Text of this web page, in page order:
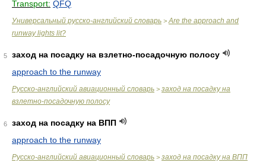
Transport: QFQ
Универсальный русско-английский словарь > Are the approach and
runway lights lit?
5
заход на посадку на взлетно-посадочную полосу
approach to the runway
Русско-английский авиационный словарь > заход на посадку на
взлетно-посадочную полосу
6
заход на посадку на ВПП
approach to the runway
Русско-английский авиационный словарь > заход на посадку на ВПП